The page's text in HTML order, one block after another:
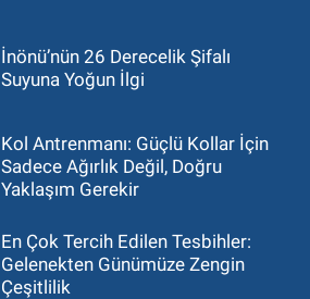
İnönü’nün 26 Derecelik Şifalı
Suyuna Yoğun İlgi
Kol Antrenmanı: Güçlü Kollar İçin
Sadece Ağırlık Değil, Doğru
Yaklaşım Gerekir
En Çok Tercih Edilen Tesbihler:
Gelenekten Günümüze Zengin
Çeşitlilik